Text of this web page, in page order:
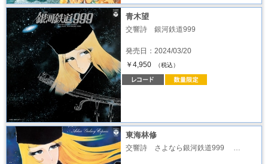
青木望
交響詩 銀河鉄道999
発売日：2024/03/20
￥4,950
（税込）
東海林修
交響詩 さよなら銀河鉄道999 …